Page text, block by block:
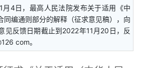
月4日，最高人民法院发布关于适用《中
同编通则部分的解释（征求意见稿），向
见反馈日期截止到2022年11月20日，反
com。